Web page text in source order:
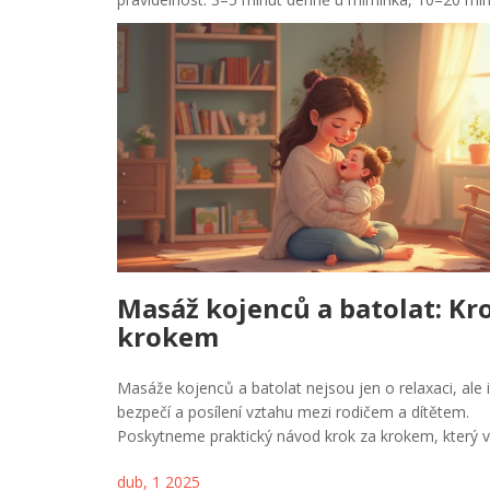
Masáž kojenců a batolat:
krokem
Masáže kojenců a batolat nejsou jen o relaxaci, ale
bezpečí a posílení vztahu mezi rodičem a dítětem.
Poskytneme praktický návod krok za krokem, který
včetně toho, jak masáže mohou pomoci při bolesti
dub, 1 2025